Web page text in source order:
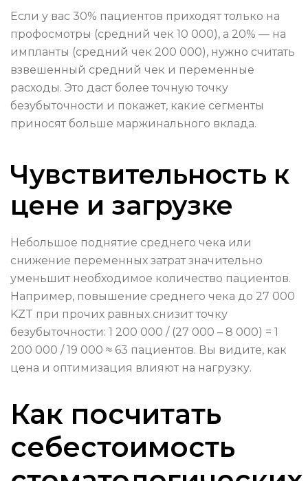
Если у вас 30% пациентов приходят только на
профосмотры (средний чек 10 000), а 20% — на
импланты (средний чек 200 000), нужно считать
взвешенный средний чек и переменные
расходы. Это даст более точную точку
безубыточности и покажет, какие сегменты
приносят больше маржинального вклада.
Чувствительность к
цене и загрузке
Небольшое поднятие среднего чека или
снижение переменных затрат значительно
уменьшит необходимое количество пациентов.
Например, повышение среднего чека до 27 000
KZT при прочих равных снизит точку
безубыточности: 1 200 000 / (27 000 – 8 000) = 1
200 000 / 19 000 ≈ 63 пациентов. Вы видите, как
цена и оптимизация влияют на нагрузку.
Как посчитать
себестоимость